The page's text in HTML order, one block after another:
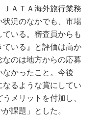
ＡＴＡ海外旅行業務
況のなかでも、市場
いる。審査員からも
ている』と評価は高か
のは地方からの応募
かったこと。今後
るような賞にしてい
メリットを付加し、
課題」とした。